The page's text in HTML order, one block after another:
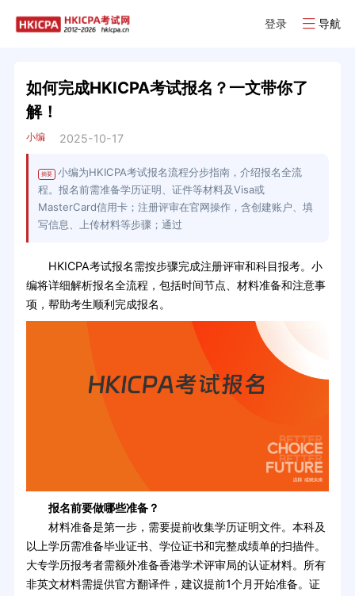
登录 导航
如何完成HKICPA考试报名？一文带你了
解！
小编 2025-10-17
摘要
小编为HKICPA考试报名流程分步指南，介绍报名全流
程。报名前需准备学历证明、证件等材料及Visa或
MasterCard信用卡；注册评审在官网操作，含创建账户、填
写信息、上传材料等步骤；通过
HKICPA考试报名需按步骤完成注册评审和科目报考。小
编将详细解析报名全流程，包括时间节点、材料准备和注意事
项，帮助考生顺利完成报名。
报名前要做哪些准备？
材料准备是第一步，需要提前收集学历证明文件。本科及
以上学历需准备毕业证书、学位证书和完整成绩单的扫描件。
大专学历报考者需额外准备香港学术评审局的认证材料。所有
非英文材料需提供官方翻译件，建议提前1个月开始准备。证